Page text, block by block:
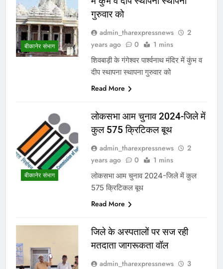
बीकानेर संभाग
गुरुवार को
admin_tharexpressnews
2
years ago
0 1 mins
शिवबाड़ी के गंगेश्वर पार्श्वनाथ मंदिर में कुंभ व
दीप स्थापना स्थापना गुरुवार को
Read More
बीकानेर संभाग
लोकसभा आम चुनाव 2024-जिले में
कुल 575 क्रिटिकल बूथ
admin_tharexpressnews
2
years ago
0 1 mins
लोकसभा आम चुनाव 2024-जिले में कुल
575 क्रिटिकल बूथ
Read More
जिले के अस्पतालों पर सज रही
मतदाता जागरूकता वॉल
admin_tharexpressnews
3